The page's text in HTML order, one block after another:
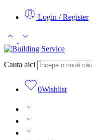
Login / Register
Cauta aici
0Wishlist